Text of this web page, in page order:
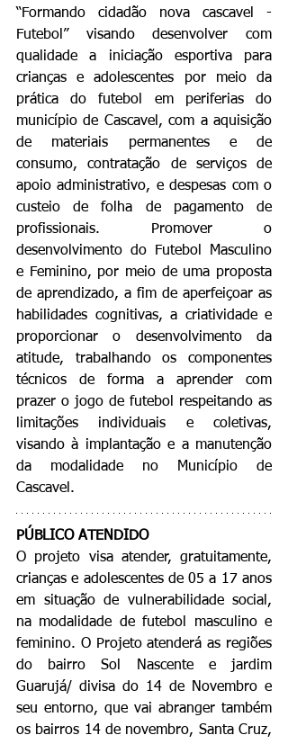
“Formando cidadão nova cascavel -
Futebol” visando desenvolver com
qualidade a iniciação esportiva para
crianças e adolescentes por meio da
prática do futebol em periferias do
município de Cascavel, com a aquisição
de materiais permanentes e de
consumo, contratação de serviços de
apoio administrativo, e despesas com o
custeio de folha de pagamento de
profissionais. Promover o
desenvolvimento do Futebol Masculino
e Feminino, por meio de uma proposta
de aprendizado, a fim de aperfeiçoar as
habilidades cognitivas, a criatividade e
proporcionar o desenvolvimento da
atitude, trabalhando os componentes
técnicos de forma a aprender com
prazer o jogo de futebol respeitando as
limitações individuais e coletivas,
visando à implantação e a manutenção
da modalidade no Município de
Cascavel.
PÚBLICO ATENDIDO
O projeto visa
crianças e adolescentes de 05 a 17 anos
em situação de vulnerabilidade social,
na modalidade de futebol masculino e
feminino. O Projeto atenderá as regiões
do bairro Sol Nascente e jardim
Guarujá/ divisa do 14 de Novembro e
seu entorno, que vai abranger também
os bairros 14 de novembro, Santa Cruz,